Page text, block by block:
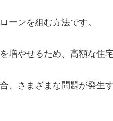
ーンを組む方法です。
増やせるため、高額な住
、さまざまな問題が発生